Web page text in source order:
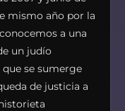
mismo año por la
a una
un judío
se sumerge
de justicia a